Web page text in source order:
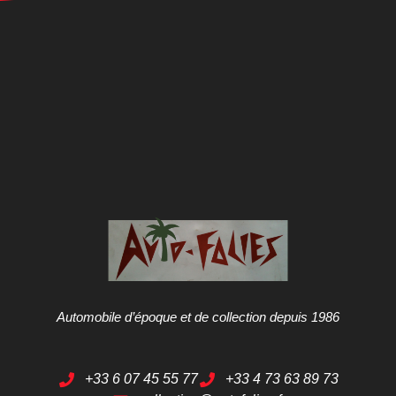
Automobile d’époque et de collection depuis 1986
+33 6 07 45 55 77
+33 4 73 63 89 73